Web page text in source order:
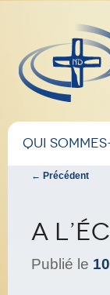
Menu
principal
Aller
au
contenu
principal
Aller
au
contenu
secondaire
Qui
Navigation
← Précédent
A
Publié le